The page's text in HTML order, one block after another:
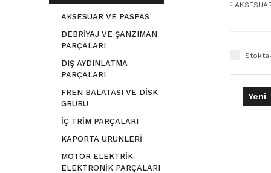
AKSESUAR VE PASPAS
DEBRİYAJ VE ŞANZIMAN
PARÇALARI
DIŞ AYDINLATMA
PARÇALARI
FREN BALATASI VE DİSK
GRUBU
İÇ TRİM PARÇALARI
KAPORTA ÜRÜNLERİ
MOTOR ELEKTRİK-
ELEKTRONİK PARÇALARI
Yeni